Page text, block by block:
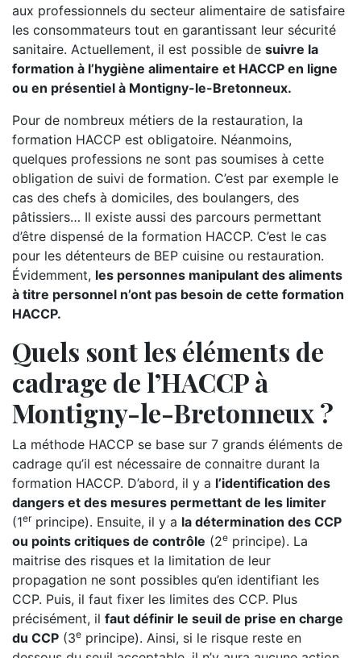
aux professionnels du secteur alimentaire de satisfaire
les consommateurs tout en garantissant leur sécurité
sanitaire. Actuellement, il est possible de suivre la
formation à l’hygiène alimentaire et HACCP en ligne
ou en présentiel à Montigny-le-Bretonneux.
Pour de nombreux métiers de la restauration, la
formation HACCP est obligatoire. Néanmoins,
quelques professions ne sont pas soumises à cette
obligation de suivi de formation. C’est par exemple le
cas des chefs à domiciles, des boulangers, des
pâtissiers… Il existe aussi des parcours permettant
d’être dispensé de la formation HACCP. C’est le cas
pour les détenteurs de BEP cuisine ou restauration.
Évidemment, les personnes manipulant des aliments
à titre personnel n’ont pas besoin de cette formation
HACCP.
Quels sont les éléments de
cadrage de l’HACCP à
Montigny-le-Bretonneux ?
La méthode HACCP se base sur 7 grands éléments de
cadrage qu’il est nécessaire de connaitre durant la
formation HACCP. D’abord, il y a l’identification des
dangers et des mesures permettant de les limiter
(1erprincipe). Ensuite, il y a la détermination des CCP
ou points critiques de contrôle (2e principe). La
maitrise des risques et la limitation de leur
propagation ne sont possibles qu’en identifiant les
CCP. Puis, il faut fixer les limites des CCP. Plus
précisément, il faut définir le seuil de prise en charge
du CCP (3e principe). Ainsi, si le risque reste en